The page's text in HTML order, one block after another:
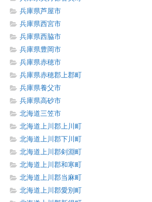
兵庫県芦屋市
兵庫県西宮市
兵庫県西脇市
兵庫県豊岡市
兵庫県赤穂市
兵庫県赤穂郡上郡町
兵庫県養父市
兵庫県高砂市
北海道三笠市
北海道上川郡上川町
北海道上川郡下川町
北海道上川郡剣淵町
北海道上川郡和寒町
北海道上川郡当麻町
北海道上川郡愛別町